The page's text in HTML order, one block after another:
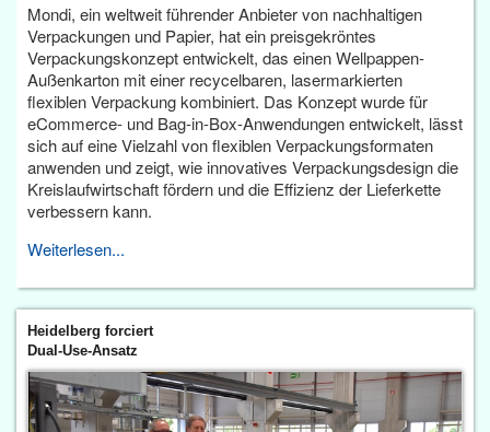
Mondi, ein weltweit führender Anbieter von nachhaltigen
Verpackungen und Papier, hat ein preisgekröntes
Verpackungskonzept entwickelt, das einen Wellpappen-
Außenkarton mit einer recycelbaren, lasermarkierten
flexiblen Verpackung kombiniert. Das Konzept wurde für
eCommerce- und Bag-in-Box-Anwendungen entwickelt, lässt
sich auf eine Vielzahl von flexiblen Verpackungsformaten
anwenden und zeigt, wie innovatives Verpackungsdesign die
Kreislaufwirtschaft fördern und die Effizienz der Lieferkette
verbessern kann.
Weiterlesen...
Heidelberg forciert
Dual-Use-Ansatz